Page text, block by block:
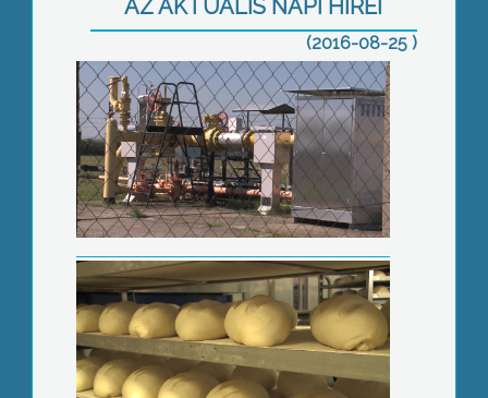
AZ AKTUÁLIS NAPI HÍREI
(2016-08-25 )
Kevés a pék
Jelentős szakemberhiány